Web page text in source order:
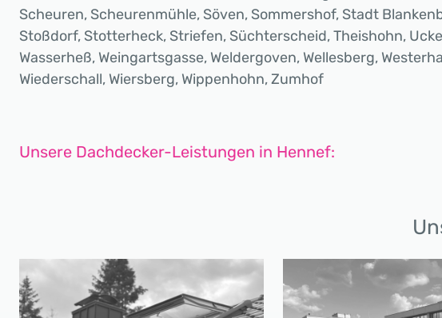
Scheuren, Scheurenmühle, Söven, Sommershof, Stadt
Stoßdorf, Stotterheck, Striefen, Süchterscheid, Theishohn,
Wasserheß, Weingartsgasse, Weldergoven, Wellesberg,
Wiederschall, Wiersberg, Wippenhohn, Zumhof
Unsere Dachdecker-Leistungen in Hennef: